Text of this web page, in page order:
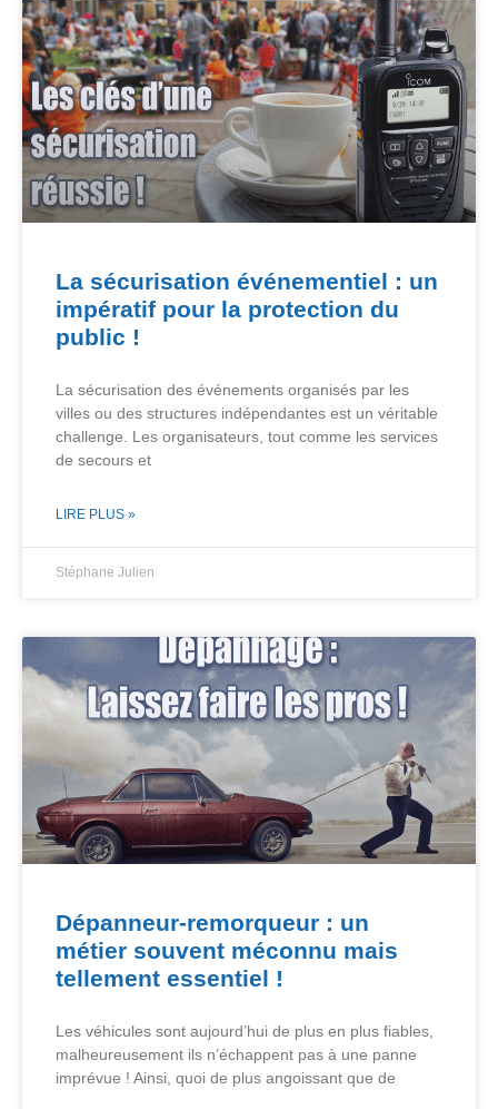
La sécurisation événementiel : un
impératif pour la protection du
public !
La sécurisation des événements organisés par les
villes ou des structures indépendantes est un véritable
challenge. Les organisateurs, tout comme les services
de secours et
LIRE PLUS »
Stéphane Julien
Dépanneur-remorqueur : un
métier souvent méconnu mais
tellement essentiel !
Les véhicules sont aujourd’hui de plus en plus fiables,
malheureusement ils n’échappent pas à une panne
imprévue ! Ainsi, quoi de plus angoissant que de